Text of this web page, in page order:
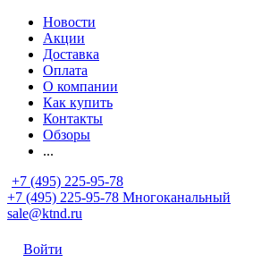
Новости
Акции
Доставка
Оплата
О компании
Как купить
Контакты
Обзоры
...
+7 (495) 225-95-78
+7 (495) 225-95-78 Многоканальный
sale@ktnd.ru
Войти